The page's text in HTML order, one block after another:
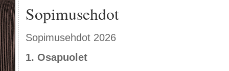
Sopimusehdot
Sopimusehdot 2026
1. Osapuolet